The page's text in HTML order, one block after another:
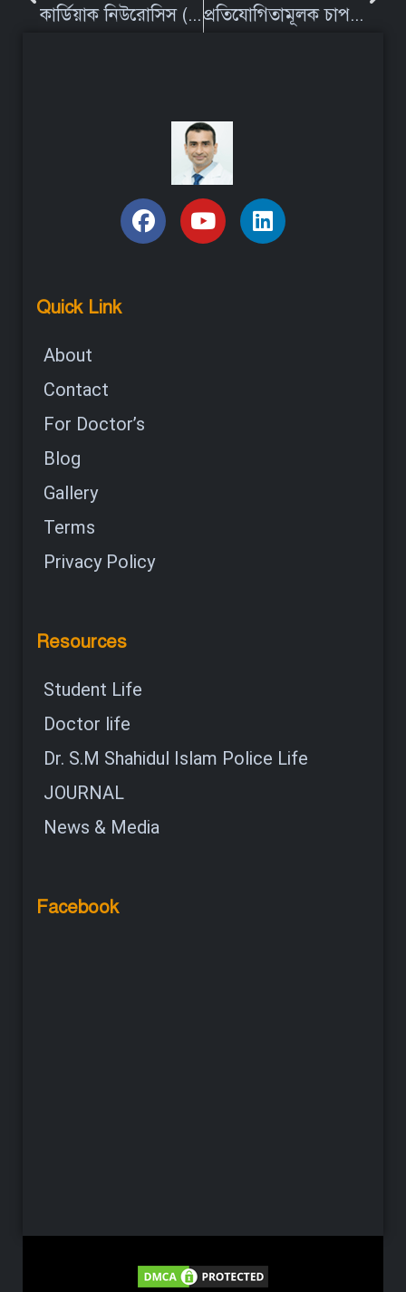
কার্ডিয়াক নিউরোসিস (Cardiac neurosis) কী? প্রতিযোগিতামূলক চাপ সংক্রান্ত রোগের (Competition Stress Syndrome) ক্ষেত্রে আকুপাংচারের ভূমিকা
Quick Link
About
Contact
For Doctor’s
Blog
Gallery
Terms
Privacy Policy
Resources
Student Life
Doctor life
Dr. S.M Shahidul Islam Police Life
JOURNAL
News & Media
Facebook